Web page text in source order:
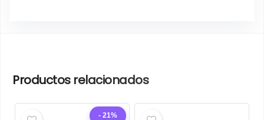
Productos relacionados
- 21%